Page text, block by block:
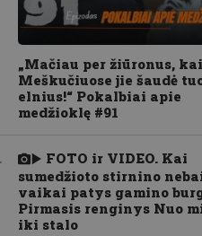
„Mačiau per žiūronus,
Meškučiuose jie šaudė
elnius!“ Pokalbiai apie
medžioklę #91
FOTO ir VIDEO. Kai
sumedžioto stirnino
vaikai patys gamino
Pirmasis renginys Nuo
iki stalo